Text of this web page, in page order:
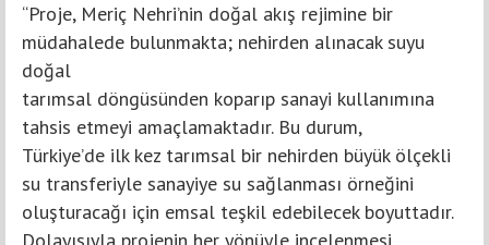
“Proje, Meriç Nehri’nin doğal akış rejimine bir
müdahalede bulunmakta; nehirden alınacak suyu
doğal
tarımsal döngüsünden koparıp sanayi kullanımına
tahsis etmeyi amaçlamaktadır. Bu durum,
Türkiye’de ilk kez tarımsal bir nehirden büyük ölçekli
su transferiyle sanayiye su sağlanması örneğini
oluşturacağı için emsal teşkil edebilecek boyuttadır.